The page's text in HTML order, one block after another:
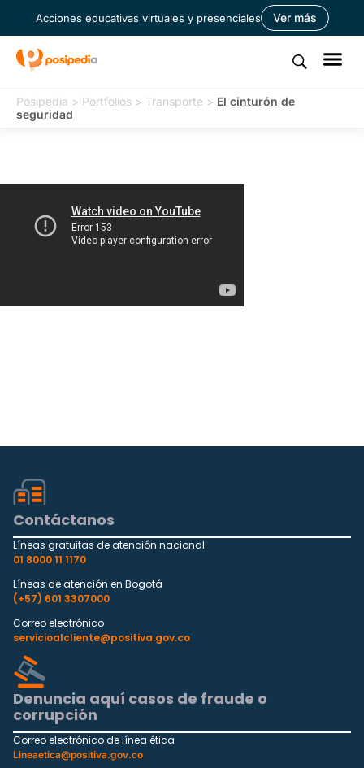
Acciones educativas virtuales y presenciales Ver más
Posipedia > Portfolios > Transporte > El cinturón de
seguridad
Contáctanos
Líneas gratuitas de atención nacional
01 8000 11 1170
Líneas de atención en Bogotá
(+57) 601 3307000
Correo electrónico
servicioalcliente@positiva.gov.co
Denuncia aquí casos de fraude o
corrupción
Correo electrónico de línea ética
Lineaetica@positiva.gov.co